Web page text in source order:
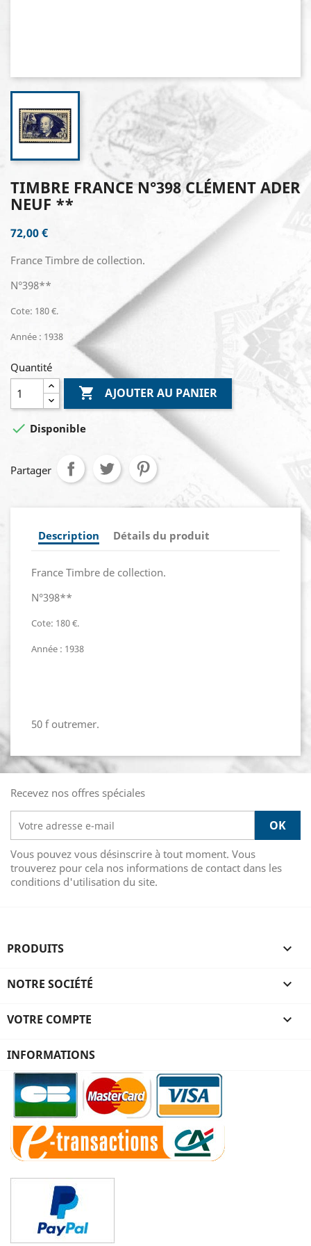
TIMBRE FRANCE N°398 CLÉMENT ADER
NEUF **
72,00 €
France Timbre de collection.
N°398**
Cote: 180 €.
Année : 1938
Quantité
 AJOUTER AU PANIER
 Disponible
Partager
Description Détails du produit
France Timbre de collection.
N°398**
Cote: 180 €.
Année : 1938
50 f outremer.
Recevez nos offres spéciales
Vous pouvez vous désinscrire à tout moment. Vous
trouverez pour cela nos informations de contact dans les
conditions d'utilisation du site.
PRODUITS 
NOTRE SOCIÉTÉ 
VOTRE COMPTE 
INFORMATIONS